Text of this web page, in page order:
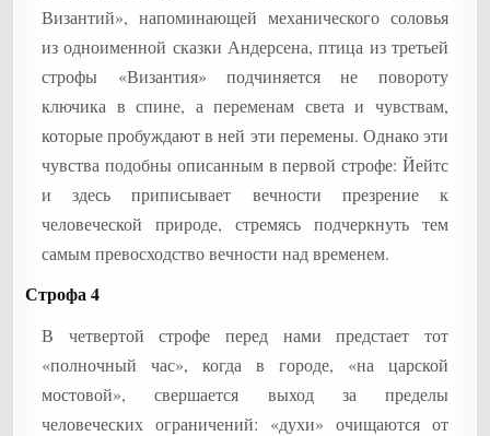
Византий», напоминающей механического соловья
из одноименной сказки Андерсена, птица из третьей
строфы «Византия» подчиняется не повороту
ключика в спине, а переменам света и чувствам,
которые пробуждают в ней эти перемены. Однако эти
чувства подобны описанным в первой строфе: Йейтс
и здесь приписывает вечности презрение к
человеческой природе, стремясь подчеркнуть тем
самым превосходство вечности над временем.
Строфа 4
В четвертой строфе перед нами предстает тот
«полночный час», когда в городе, «на царской
мостовой», свершается выход за пределы
человеческих ограничений: «духи» очищаются от